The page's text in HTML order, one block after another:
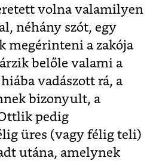
volna valamilyen
néhány szót, egy
megérinteni a zakója
belőle valami a
vadászott rá, a
bizonyult, a
pedig
üres (vagy félig teli)
utána, amelynek